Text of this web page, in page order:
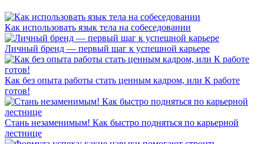
Как использовать язык тела на собеседовании
Личный бренд — первый шаг к успешной карьере
Как без опыта работы стать ценным кадром, или К работе
готов!
Стань незаменимым! Как быстро подняться по карьерной
лестнице